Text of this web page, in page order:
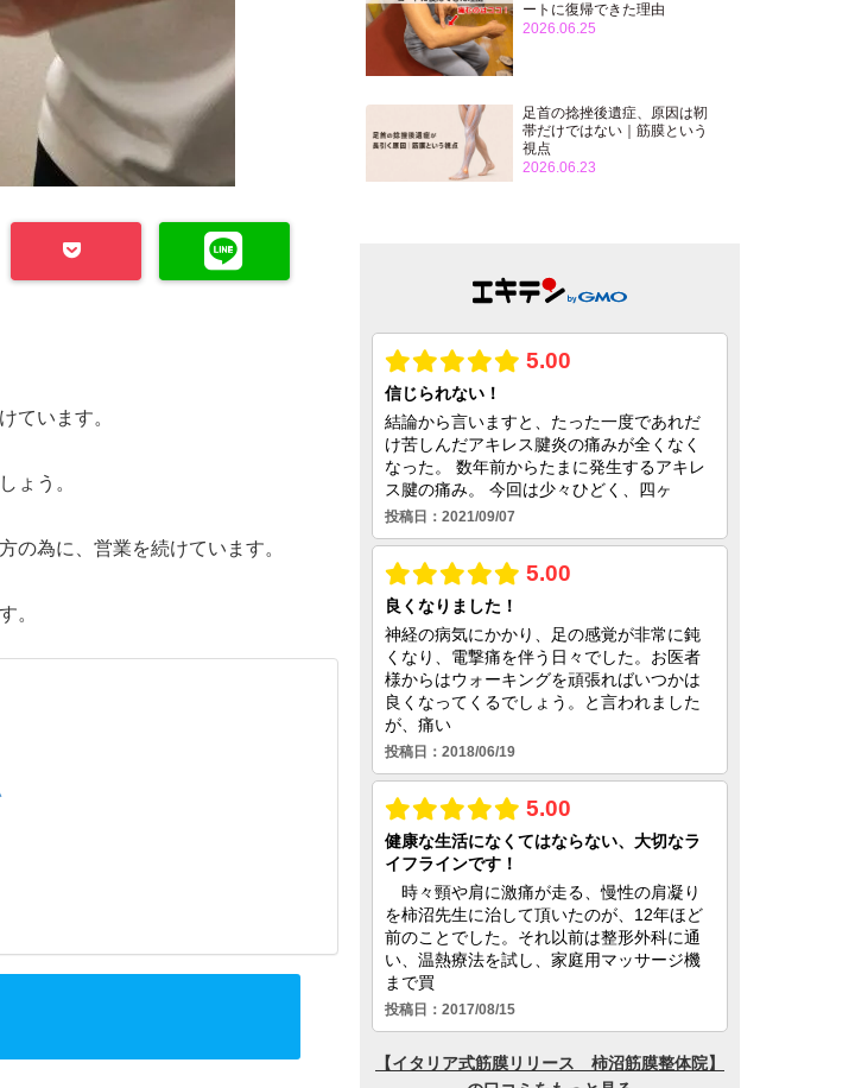
ています。
ょう。
の為に、営業を続けています。
。
ートに復帰できた理由
2026.06.25
足首の捻挫後遺症、原因は靭
帯だけではない｜筋膜という
視点
2026.06.23